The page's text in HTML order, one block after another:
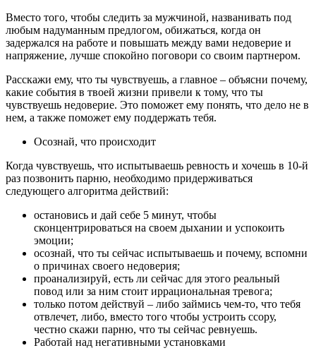
Вместо того, чтобы следить за мужчиной, названивать под
любым надуманным предлогом, обижаться, когда он
задержался на работе и повышать между вами недоверие и
напряжение, лучше спокойно поговори со своим партнером.
Расскажи ему, что ты чувствуешь, а главное – объясни почему,
какие события в твоей жизни привели к тому, что ты
чувствуешь недоверие. Это поможет ему понять, что дело не в
нем, а также поможет ему поддержать тебя.
Осознай, что происходит
Когда чувствуешь, что испытываешь ревность и хочешь в 10-й
раз позвонить парню, необходимо придерживаться
следующего алгоритма действий:
остановись и дай себе 5 минут, чтобы
сконцентрироваться на своем дыхании и успокоить
эмоции;
осознай, что ты сейчас испытываешь и почему, вспомни
о причинах своего недоверия;
проанализируй, есть ли сейчас для этого реальный
повод или за ним стоит иррациональная тревога;
только потом действуй – либо займись чем-то, что тебя
отвлечет, либо, вместо того чтобы устроить ссору,
честно скажи парню, что ты сейчас ревнуешь.
Работай над негативными установками